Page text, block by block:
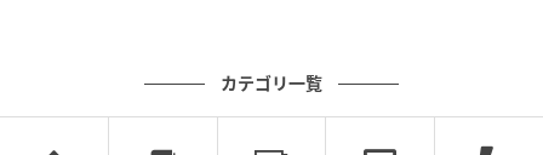
カテゴリ一覧